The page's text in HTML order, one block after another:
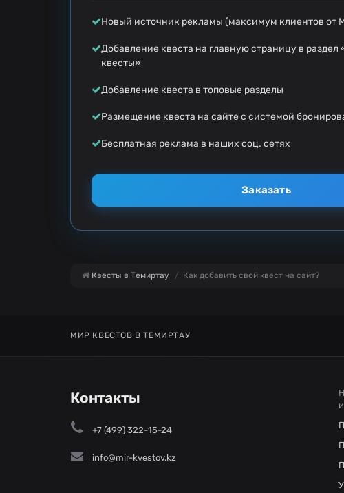
Новый источник рекламы (максимум клиентов от
Добавление квеста на главную страницу в
квесты»
Добавление квеста в топовые разделы
Размещение квеста на сайте с системой
Бесплатная реклама в наших соц. сетях
Заказать
Квесты в Темиртау Как добавить свой квест на сайт?
МИР КВЕСТОВ В ТЕМИРТАУ
Контакты
+7 (499) 322-15-24
info@mir-kvestov.kz